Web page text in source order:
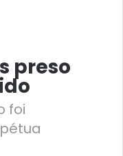
preso
foi